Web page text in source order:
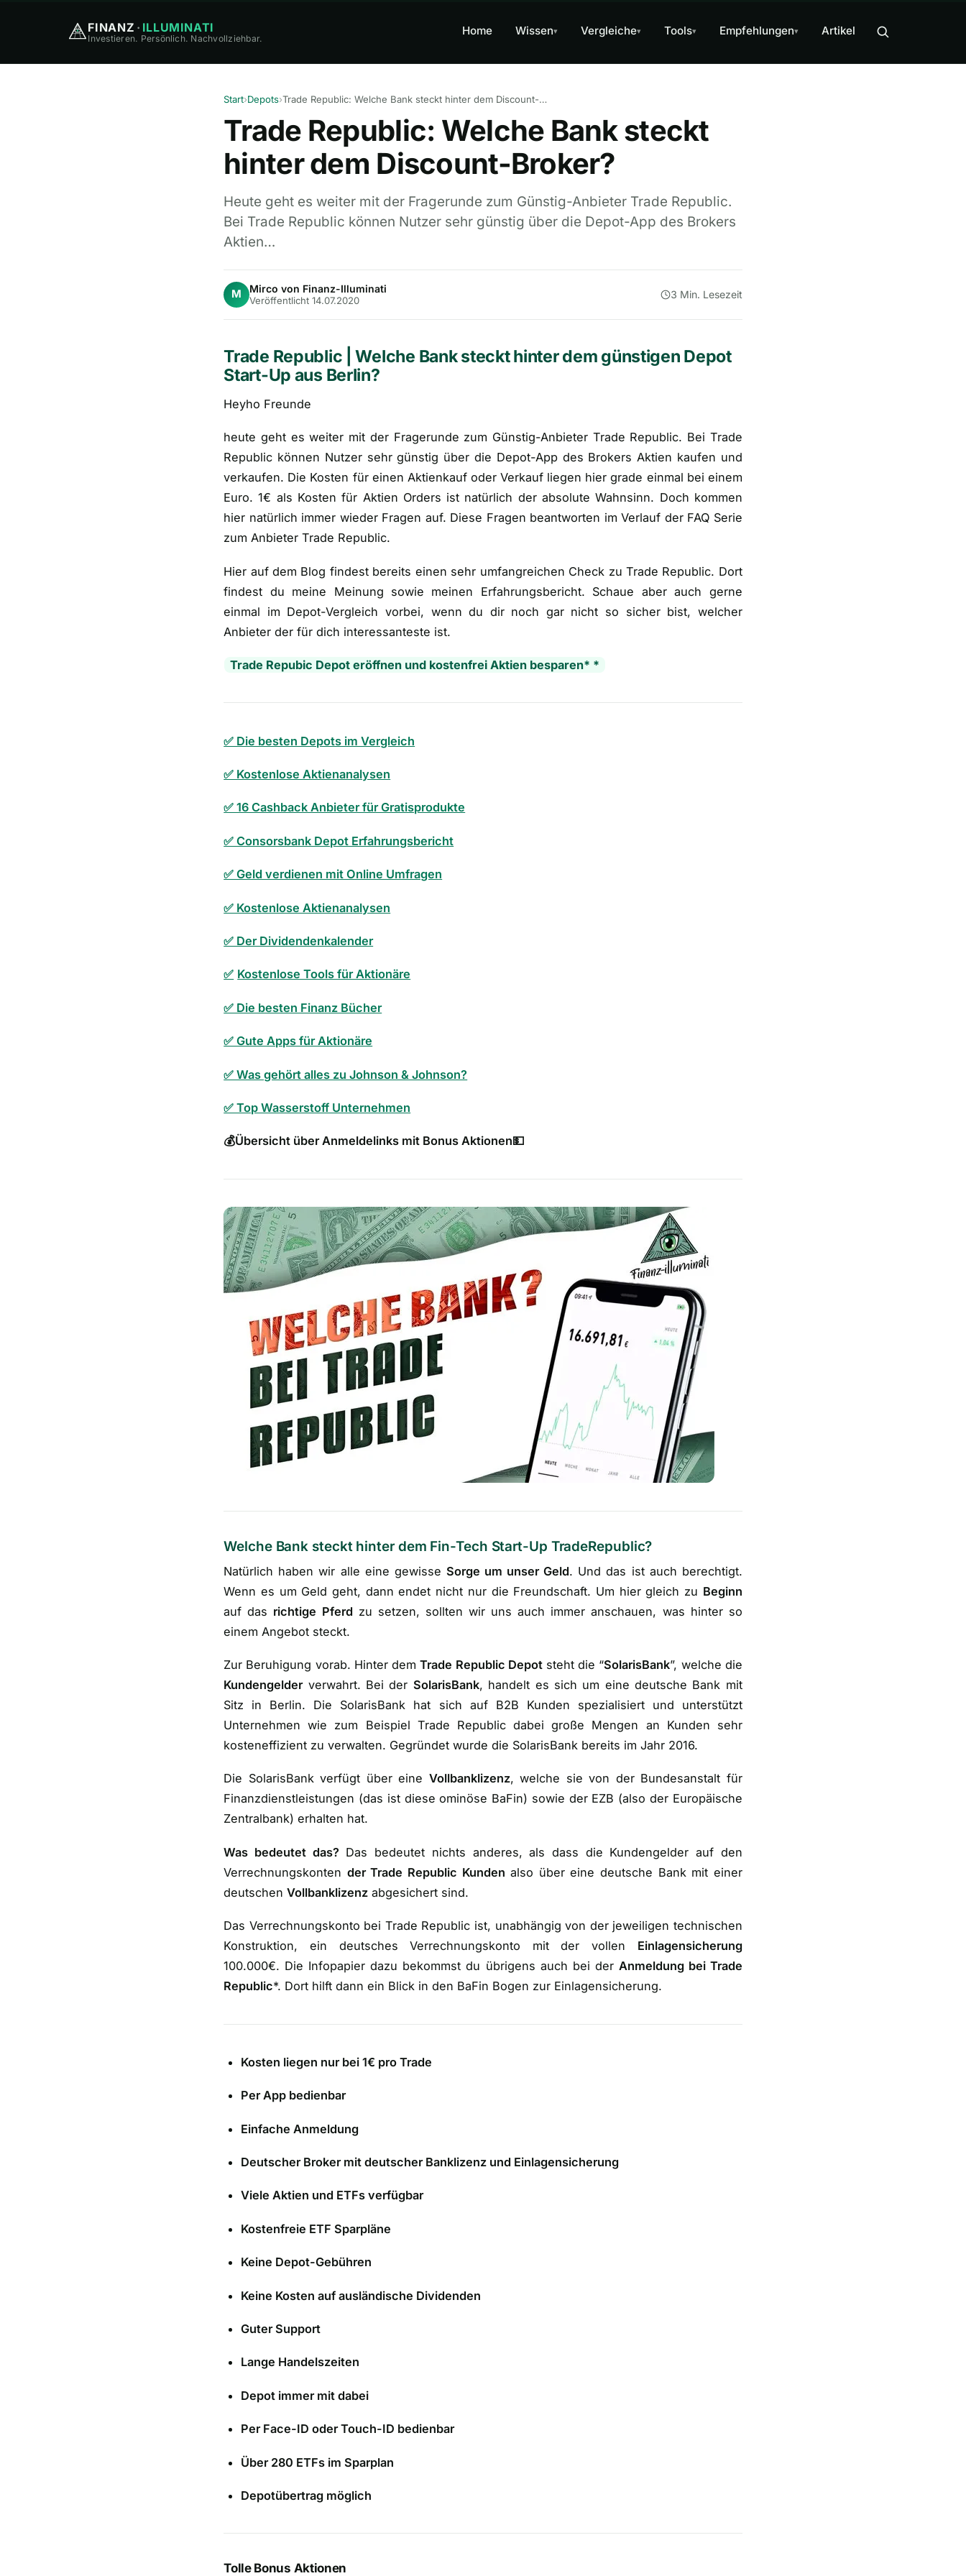
FINANZ · ILLUMINATI
Investieren. Persönlich. Nachvollziehbar.
Home Wissen▾ Vergleiche▾ Tools▾ Empfehlungen▾ Artikel
Start›Depots› Trade Republic: Welche Bank steckt hinter dem Discount-Broker?
Trade Republic: Welche Bank steckt
hinter dem Discount-Broker?
Heute geht es weiter mit der Fragerunde zum Günstig-Anbieter Trade Republic.
Bei Trade Republic können Nutzer sehr günstig über die Depot-App des Brokers
Aktien…
M Mirco von Finanz-Illuminati
Veröffentlicht 14.07.2020
3 Min. Lesezeit
Trade Republic | Welche Bank steckt hinter dem günstigen Depot
Start-Up aus Berlin?
Heyho Freunde
heute geht es weiter mit der Fragerunde zum Günstig-Anbieter Trade Republic. Bei Trade
Republic können Nutzer sehr günstig über die Depot-App des Brokers Aktien kaufen und
verkaufen. Die Kosten für einen Aktienkauf oder Verkauf liegen hier grade einmal bei einem
Euro. 1€ als Kosten für Aktien Orders ist natürlich der absolute Wahnsinn. Doch kommen
hier natürlich immer wieder Fragen auf. Diese Fragen beantworten im Verlauf der FAQ Serie
zum Anbieter Trade Republic.
Hier auf dem Blog findest bereits einen sehr umfangreichen Check zu Trade Republic. Dort
findest du meine Meinung sowie meinen Erfahrungsbericht. Schaue aber auch gerne
einmal im Depot-Vergleich vorbei, wenn du dir noch gar nicht so sicher bist, welcher
Anbieter der für dich interessanteste ist.
Trade Repubic Depot eröffnen und kostenfrei Aktien besparen* *
✅ Die besten Depots im Vergleich
✅ Kostenlose Aktienanalysen
✅ 16 Cashback Anbieter für Gratisprodukte
✅ Consorsbank Depot Erfahrungsbericht
✅ Geld verdienen mit Online Umfragen
✅ Kostenlose Aktienanalysen
✅ Der Dividendenkalender
✅ Kostenlose Tools für Aktionäre
✅ Die besten Finanz Bücher
✅ Gute Apps für Aktionäre
✅ Was gehört alles zu Johnson & Johnson?
✅ Top Wasserstoff Unternehmen
💰Übersicht über Anmeldelinks mit Bonus Aktionen💵
Welche Bank steckt hinter dem Fin-Tech Start-Up TradeRepublic?
Natürlich haben wir alle eine gewisse Sorge um unser Geld. Und das ist auch berechtigt.
Wenn es um Geld geht, dann endet nicht nur die Freundschaft. Um hier gleich zu Beginn
auf das richtige Pferd zu setzen, sollten wir uns auch immer anschauen, was hinter so
einem Angebot steckt.
Zur Beruhigung vorab. Hinter demTrade Republic Depotsteht die “SolarisBank”, welche die
Kundengelderverwahrt. Bei der SolarisBank, handelt es sich um eine deutsche Bank mit
Sitz in Berlin. Die SolarisBank hat sich auf B2B Kunden spezialisiert und unterstützt
Unternehmen wie zum Beispiel Trade Republic dabei große Mengen an Kunden sehr
kosteneffizient zu verwalten. Gegründet wurde die SolarisBank bereits im Jahr 2016.
Die SolarisBank verfügt über eine Vollbanklizenz, welche sie von der Bundesanstalt für
Finanzdienstleistungen (das ist diese ominöse BaFin) sowie der EZB (also der Europäische
Zentralbank) erhalten hat.
Was bedeutet das? Das bedeutet nichts anderes, als dass die Kundengelder auf den
Verrechnungskonten der Trade Republic Kunden also über eine deutsche Bank mit einer
deutschenVollbanklizenz abgesichert sind.
Das Verrechnungskonto bei Trade Republic ist, unabhängig von der jeweiligen technischen
Konstruktion, ein deutsches Verrechnungskonto mit der vollen Einlagensicherung
100.000€. Die Infopapier dazu bekommst du übrigens auch bei der Anmeldung bei Trade
Republic*. Dort hilft dann ein Blick in den BaFin Bogen zur Einlagensicherung.
Kosten liegen nur bei 1€ pro Trade
Per App bedienbar
Einfache Anmeldung
Deutscher Broker mit deutscher Banklizenz und Einlagensicherung
Viele Aktien und ETFs verfügbar
Kostenfreie ETF Sparpläne
Keine Depot-Gebühren
Keine Kosten auf ausländische Dividenden
Guter Support
Lange Handelszeiten
Depot immer mit dabei
Per Face-ID oder Touch-ID bedienbar
Über 280 ETFs im Sparplan
Depotübertrag möglich
Tolle Bonus Aktionen